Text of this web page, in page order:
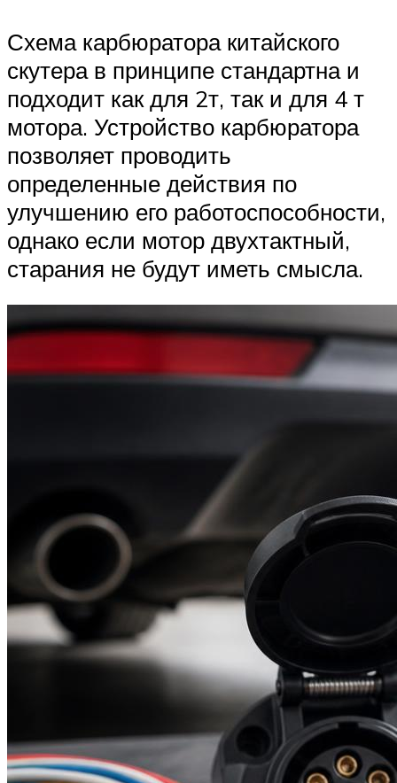
Схема карбюратора китайского
скутера в принципе стандартна и
подходит как для 2т, так и для 4 т
мотора. Устройство карбюратора
позволяет проводить
определенные действия по
улучшению его работоспособности,
однако если мотор двухтактный,
старания не будут иметь смысла.